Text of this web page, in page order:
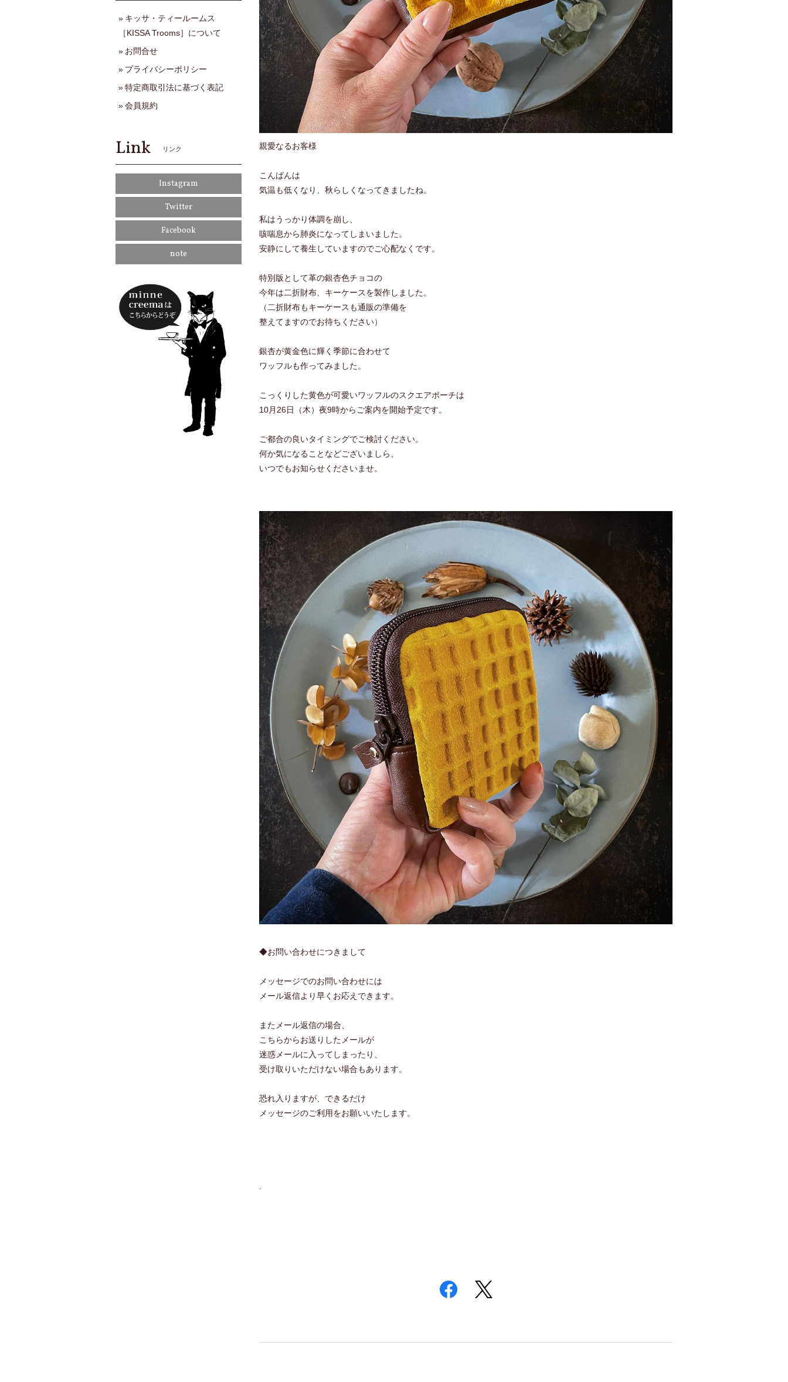
親愛なるお客様
こんばんは
気温も低くなり、秋らしくなってきましたね。
私はうっかり体調を崩し、
咳喘息から肺炎になってしまいました。
安静にして養生していますのでご心配なくです。
特別版として革の銀杏色チョコの
今年は二折財布、キーケースを製作しました。
（二折財布もキーケースも通販の準備を
整えてますのでお待ちください）
銀杏が黄金色に輝く季節に合わせて
ワッフルも作ってみました。
こっくりした黄色が可愛いワッフルのスクエアポーチは
10月26日（木）夜9時からご案内を開始予定です。
ご都合の良いタイミングでご検討ください。
何か気になることなどございましら、
いつでもお知らせくださいませ。
◆お問い合わせにつきまして
メッセージでのお問い合わせには
メール返信より早くお応えできます。
またメール返信の場合、
こちらからお送りしたメールが
迷惑メールに入ってしまったり、
受け取りいただけない場合もあります。
恐れ入りますが、できるだけ
メッセージのご利用をお願いいたします。
キッサ・ティールームス
［KISSA Trooms］について
お問合せ
プライバシーポリシー
特定商取引法に基づく表記
会員規約
Link リンク
Instagram
Twitter
Facebook
note